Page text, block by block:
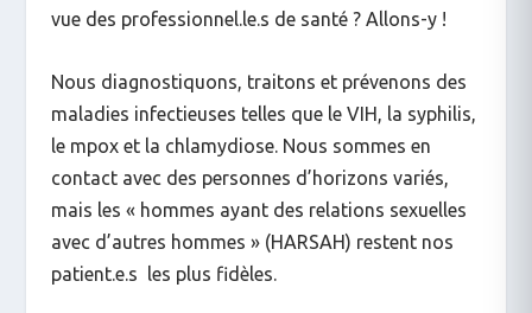
vue des professionnel.le.s de santé ? Allons-y !
Nous diagnostiquons, traitons et prévenons des
maladies infectieuses telles que le VIH, la syphilis,
le mpox et la chlamydiose. Nous sommes en
contact avec des personnes d’horizons variés,
mais les « hommes ayant des relations sexuelles
avec d’autres hommes » (HARSAH) restent nos
patient.e.s les plus fidèles.